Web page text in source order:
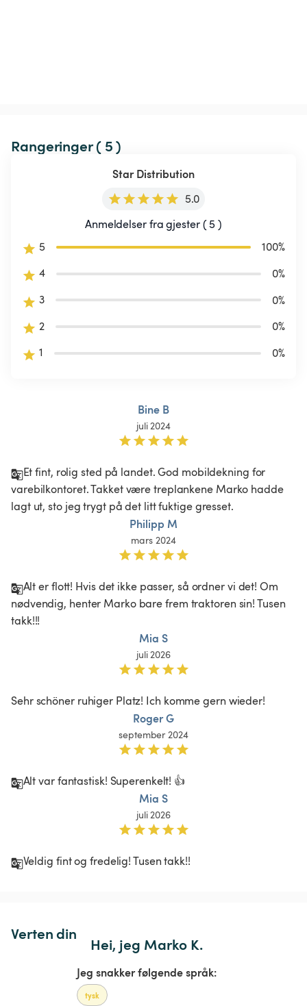
Rangeringer ( 5 )
Star Distribution
5.0
Anmeldelser fra gjester ( 5 )
5
100%
4
0%
3
0%
2
0%
1
0%
Bine B
juli 2024
Et fint, rolig sted på landet. God mobildekning for
varebilkontoret. Takket være treplankene Marko hadde
lagt ut, sto jeg trygt på det litt fuktige gresset.
Philipp M
mars 2024
Alt er flott! Hvis det ikke passer, så ordner vi det! Om
nødvendig, henter Marko bare frem traktoren sin! Tusen
takk!!!
Mia S
juli 2026
Sehr schöner ruhiger Platz! Ich komme gern wieder!
Roger G
september 2024
Alt var fantastisk! Superenkelt! 👍
Mia S
juli 2026
Veldig fint og fredelig! Tusen takk!!
Verten din
Hei, jeg Marko K.
Jeg snakker følgende språk:
tysk